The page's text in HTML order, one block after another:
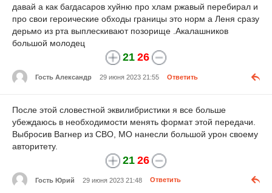
давай а как багдасаров хуйню про хлам ржавый перебирал и
про свои героические обходы границы это норм а Леня сразу
дерьмо из рта выплескивают позорище .Акалашников
большой молодец
21 26
Гость Александр 29 июня 2023 21:55 Ответить
После этой словестной эквилибристики я все больше
убеждаюсь в необходимости менять формат этой передачи.
Выбросив Вагнер из СВО, МО нанесли большой урон своему
авторитету.
21 26
Гость Юрий 29 июня 2023 21:48 Ответить